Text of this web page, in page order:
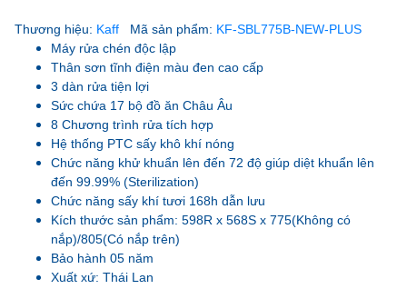
Thương hiệu: Kaff Mã sản phẩm: KF-SBL775B-NEW-PLUS
Máy rửa chén độc lập
Thân sơn tĩnh điện màu đen cao cấp
3 dàn rửa tiện lợi
Sức chứa 17 bộ đồ ăn Châu Âu
8 Chương trình rửa tích hợp
Hệ thống PTC sấy khô khí nóng
Chức năng khử khuẩn lên đến 72 độ giúp diệt khuẩn lên
đến 99.99% (Sterilization)
Chức năng sấy khí tươi 168h dẫn lưu
Kích thước sản phẩm: 598R x 568S x 775(Không có
nắp)/805(Có nắp trên)
Bảo hành 05 năm
Xuất xứ: Thái Lan